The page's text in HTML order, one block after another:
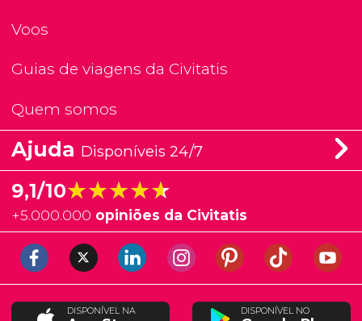
Voos
Guias de viagens da Civitatis
Quem somos
Ajuda Disponíveis 24/7
9,1/10★★★★★
★★★★★
+5.000.000 opiniões da Civitatis
DISPONÍVEL NA DISPONÍVEL NO